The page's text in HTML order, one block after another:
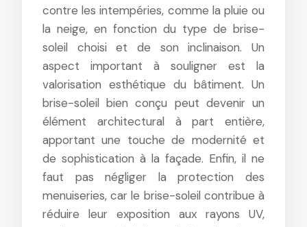
contre les intempéries, comme la pluie ou
la neige, en fonction du type de brise-
soleil choisi et de son inclinaison. Un
aspect important à souligner est la
valorisation esthétique du bâtiment. Un
brise-soleil bien conçu peut devenir un
élément architectural à part entière,
apportant une touche de modernité et
de sophistication à la façade. Enfin, il ne
faut pas négliger la protection des
menuiseries, car le brise-soleil contribue à
réduire leur exposition aux rayons UV,